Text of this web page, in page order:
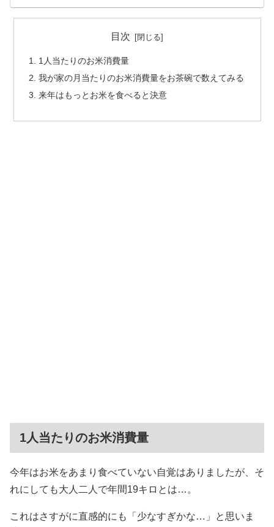
目次
1人当たりのお米消費量
我が家の月当たりのお米消費量をお茶碗で数えてみる
来年はもっとお米を食べると決意
1人当たりのお米消費量
今年はお米をあまり食べていない自覚はありましたが、そ
れにしても大人二人で年間19キロとは…。
これはさすがに直感的にも「少なすぎかな…」と思いま